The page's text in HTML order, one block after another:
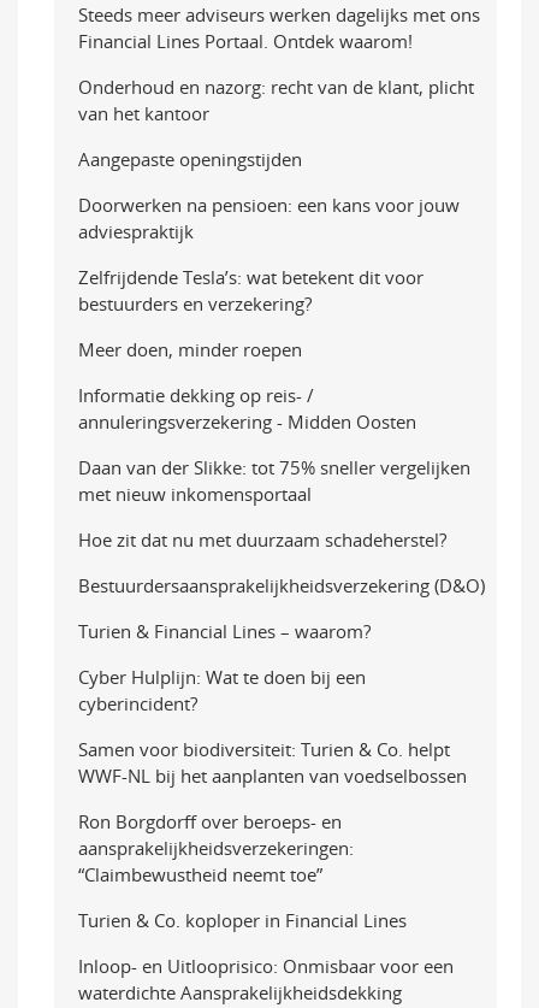
Steeds meer adviseurs werken dagelijks met ons
Financial Lines Portaal. Ontdek waarom!
Onderhoud en nazorg: recht van de klant, plicht
van het kantoor
Aangepaste openingstijden
Doorwerken na pensioen: een kans voor jouw
adviespraktijk
Zelfrijdende Tesla’s: wat betekent dit voor
bestuurders en verzekering?
Meer doen, minder roepen
Informatie dekking op reis- /
annuleringsverzekering - Midden Oosten
Daan van der Slikke: tot 75% sneller vergelijken
met nieuw inkomensportaal
Hoe zit dat nu met duurzaam schadeherstel?
Bestuurdersaansprakelijkheidsverzekering (D&O)
Turien & Financial Lines – waarom?
Cyber Hulplijn: Wat te doen bij een
cyberincident?
Samen voor biodiversiteit: Turien & Co. helpt
WWF-NL bij het aanplanten van voedselbossen
Ron Borgdorff over beroeps- en
aansprakelijkheidsverzekeringen:
“Claimbewustheid neemt toe”
Turien & Co. koploper in Financial Lines
Inloop- en Uitlooprisico: Onmisbaar voor een
waterdichte Aansprakelijkheidsdekking